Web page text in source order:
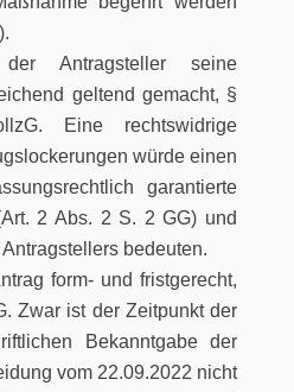
Antragsteller seine
geltend gemacht, §
Eine rechtswidrige
würde einen
garantierte
2 Abs. 2 S. 2 GG) und
bedeuten.
form- und fristgerecht,
Zwar ist der Zeitpunkt der
Bekanntgabe der
vom 22.09.2022 nicht